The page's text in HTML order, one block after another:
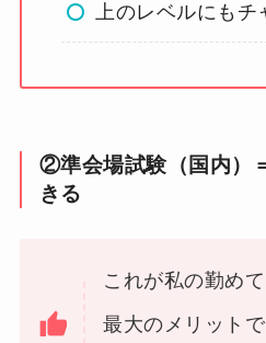
上のレベルにもチ
②準会場試験（国内）
きる
これが私の勤め
最大のメリットで